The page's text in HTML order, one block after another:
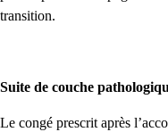
transition.
Suite de couche
Le congé prescrit après